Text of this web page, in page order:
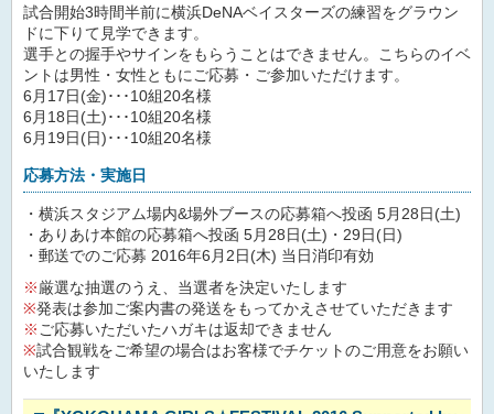
試合開始3時間半前に横浜DeNAベイスターズの練習をグラウン
ドに下りて見学できます。
選手との握手やサインをもらうことはできません。こちらのイベ
ントは男性・女性ともにご応募・ご参加いただけます。
6月17日(金)･･･10組20名様
6月18日(土)･･･10組20名様
6月19日(日)･･･10組20名様
応募方法・実施日
・横浜スタジアム場内&場外ブースの応募箱へ投函 5月28日(土)
・ありあけ本館の応募箱へ投函 5月28日(土)・29日(日)
・郵送でのご応募 2016年6月2日(木) 当日消印有効
※厳選な抽選のうえ、当選者を決定いたします
※発表は参加ご案内書の発送をもってかえさせていただきます
※ ご応募いただいたハガキは返却できません
※試合観戦をご希望の場合はお客様でチケットのご用意をお願い
いたします